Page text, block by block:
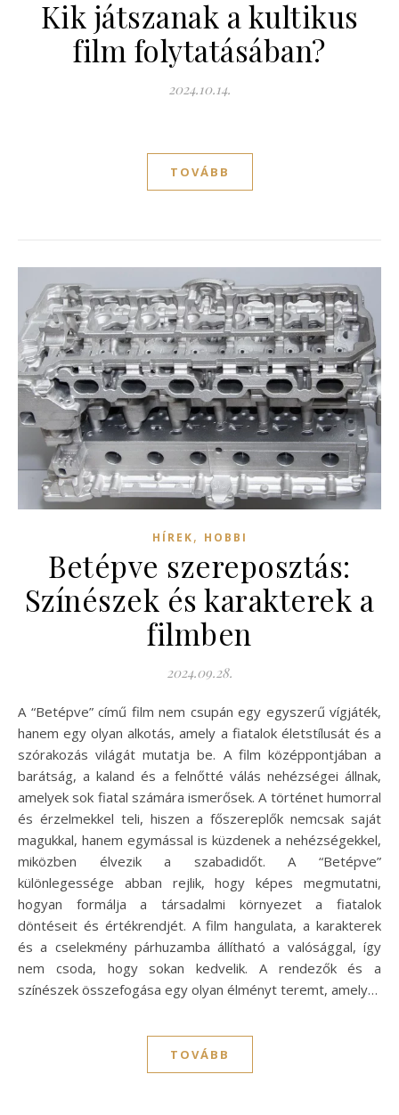
Kik játszanak a kultikus
film folytatásában?
2024.10.14.
TOVÁBB
HÍREK, HOBBI
Betépve szereposztás:
Színészek és karakterek a
filmben
2024.09.28.
A “Betépve” című film nem csupán egy egyszerű vígjáték,
hanem egy olyan alkotás, amely a fiatalok életstílusát és a
szórakozás világát mutatja be. A film középpontjában a
barátság, a kaland és a felnőtté válás nehézségei állnak,
amelyek sok fiatal számára ismerősek. A történet humorral
és érzelmekkel teli, hiszen a főszereplők nemcsak saját
magukkal, hanem egymással is küzdenek a nehézségekkel,
miközben élvezik a szabadidőt. A “Betépve”
különlegessége abban rejlik, hogy képes megmutatni,
hogyan formálja a társadalmi környezet a fiatalok
döntéseit és értékrendjét. A film hangulata, a karakterek
és a cselekmény párhuzamba állítható a valósággal, így
nem csoda, hogy sokan kedvelik. A rendezők és a
színészek összefogása egy olyan élményt teremt, amely…
TOVÁBB